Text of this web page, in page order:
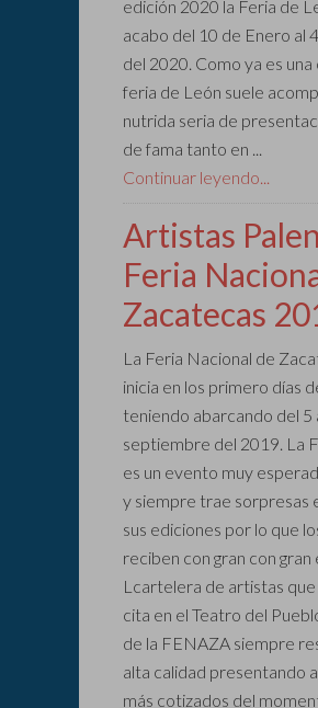
edición 2020 la Feria de
acabo del 10 de Enero al
del 2020. Como ya es
feria de León suele
nutrida seria de
de fama tanto en ...
Continuar leyendo...
Artistas
Feria
Zacatecas
La Feria Nacional de
inicia en los primero días
teniendo abarcando del 5
septiembre del 2019. La
es un evento muy
y siempre trae sorpresas
sus ediciones por lo que
reciben con gran con gran
Lcartelera de artistas que
cita en el Teatro del
de la FENAZA siempre
alta calidad presentando
más cotizados del